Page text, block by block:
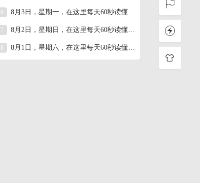
6 8月3日，星期一，在这里每天60秒读懂世界！
7 8月2日，星期日，在这里每天60秒读懂世界！
8月1日，星期六，在这里每天60秒读懂世界！